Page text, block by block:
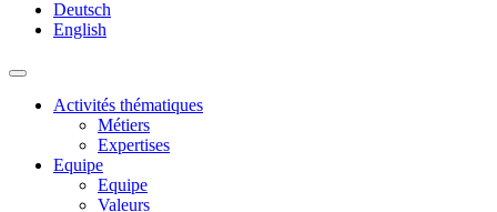
Deutsch
English
Activités thématiques
Métiers
Expertises
Equipe
Equipe
Valeurs